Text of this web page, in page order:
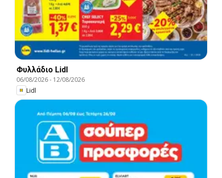
Φυλλάδιο Lidl
06/08/2026- 12/08/2026
Lidl